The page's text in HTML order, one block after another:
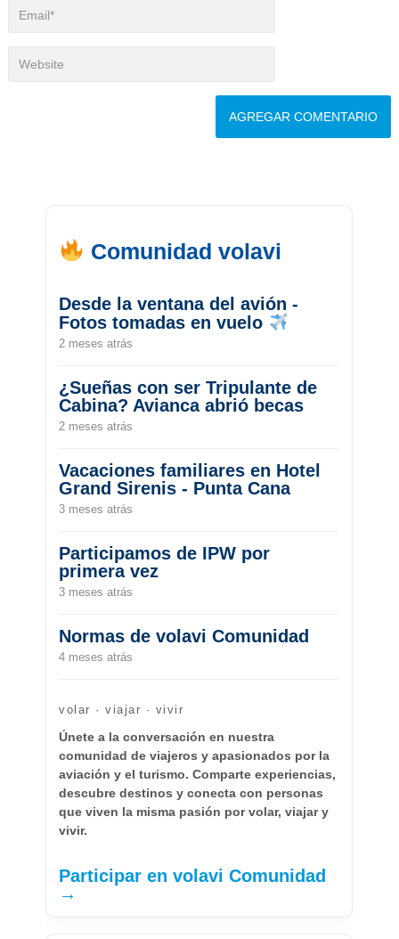
Comunidad volavi
Desde la ventana del avión -
Fotos tomadas en vuelo
2 meses atrás
¿Sueñas con ser Tripulante de
Cabina? Avianca abrió becas
2 meses atrás
Vacaciones familiares en Hotel
Grand Sirenis - Punta Cana
3 meses atrás
Participamos de IPW por
primera vez
3 meses atrás
Normas de volavi Comunidad
4 meses atrás
volar · viajar · vivir
Únete a la conversación en nuestra
comunidad de viajeros y apasionados por la
aviación y el turismo. Comparte experiencias,
descubre destinos y conecta con personas
que viven la misma pasión por volar, viajar y
vivir.
Participar en volavi Comunidad
→